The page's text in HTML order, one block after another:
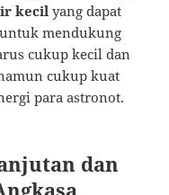
kecil yang dapat
mendukung
cukup kecil dan
cukup kuat
para astronot.
dan